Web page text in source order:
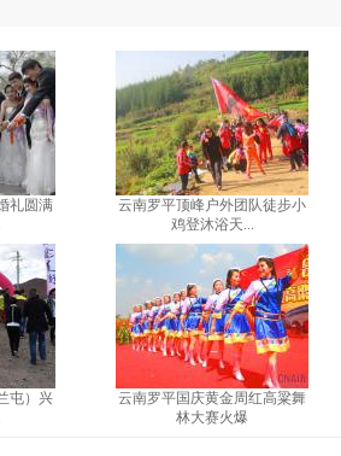
礼圆满
屯）兴
云南罗平顶峰户外团队徒步小
鸡登沐浴天...
云南罗平国庆黄金周红高粱舞
林大赛火爆